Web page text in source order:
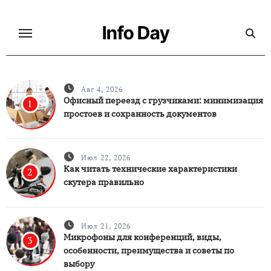
содержанию
Info Day
1
Авг 4, 2026
Офисный переезд с грузчиками: минимизация
простоев и сохранность документов
2
Июл 22, 2026
Как читать технические характеристики
скутера правильно
3
Июл 21, 2026
Микрофоны для конференций, виды,
особенности, преимущества и советы по
выбору